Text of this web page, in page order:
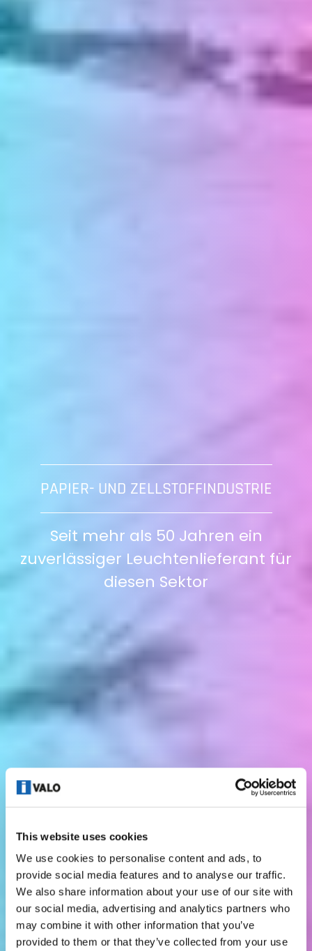
This website uses cookies
We use cookies to personalise content and ads, to
provide social media features and to analyse our traffic.
We also share information about your use of our site with
our social media, advertising and analytics partners who
may combine it with other information that you’ve
provided to them or that they’ve collected from your use
PAPIER- UND ZELLSTOFFINDUSTRIE
Seit mehr als 50 Jahren ein
zuverlässiger Leuchtenlieferant für
diesen Sektor